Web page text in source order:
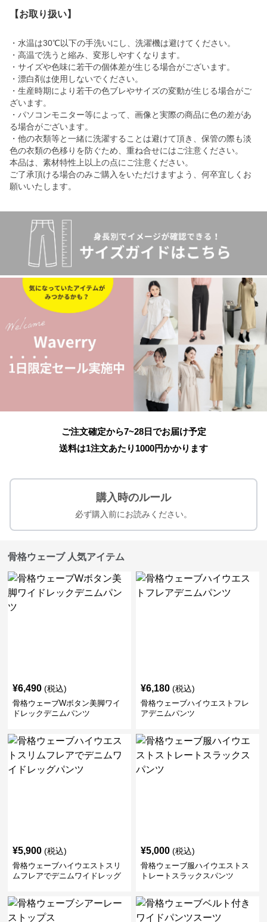
【お取り扱い】
・水温は30℃以下の手洗いにし、洗濯機は避けてください。
・高温で洗うと縮み、変形しやすくなります。
・サイズや色味に若干の個体差が生じる場合がございます。
・漂白剤は使用しないでください。
・生産時期により若干の色ブレやサイズの変動が生じる場合がご
ざいます。
・パソコンモニター等によって、画像と実際の商品に色の差があ
る場合がございます。
・他の衣類等と一緒に洗濯することは避けて頂き、保管の際も淡
色の衣類の色移りを防ぐため、重ね合せにはご注意ください。
本品は、素材特性上以上の点にご注意ください。
ご了承頂ける場合のみご購入をいただけますよう、何卒宜しくお
願いいたします。
ご注文確定から7~28日でお届け予定
送料は1注文あたり 1000円かかります
購入時のルール
必ず購入前にお読みください。
骨格ウェーブ 人気アイテム
¥6,490 (税込)
骨格ウェーブWボタン美脚ワイ
ドレックデニムパンツ
¥6,180 (税込)
骨格ウェーブハイウエストフレ
アデニムパンツ
¥5,900 (税込)
骨格ウェーブハイウエストスリ
ムフレアでデニムワイドレッグ
¥5,000 (税込)
骨格ウェーブ服ハイウエストス
トレートスラックスパンツ